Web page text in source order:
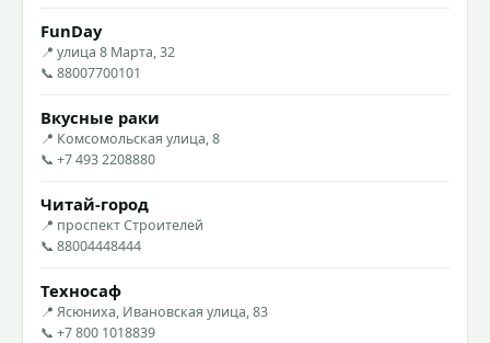
FunDay
📍 улица 8 Марта, 32
📞 88007700101
Вкусные раки
📍 Комсомольская улица, 8
📞 +7 493 2208880
Читай-город
📍 проспект Строителей
📞 88004448444
Техносаф
📍 Ясюниха, Ивановская улица, 83
📞 +7 800 1018839